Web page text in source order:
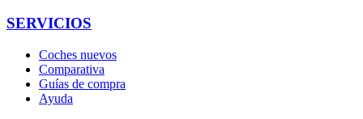
SERVICIOS
Coches nuevos
Comparativa
Guías de compra
Ayuda